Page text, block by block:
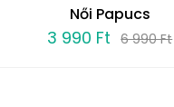
Női Papucs
3 990 Ft 6 990 Ft